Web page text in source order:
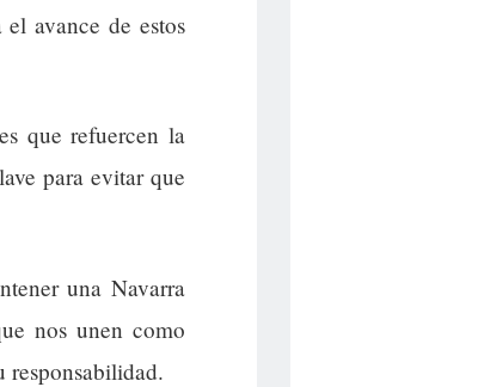
avance de estos
que refuercen la
para evitar que
una Navarra
nos unen como
responsabilidad.